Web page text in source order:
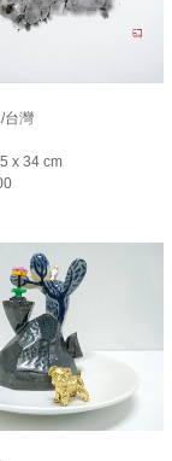
台灣
x 34 cm